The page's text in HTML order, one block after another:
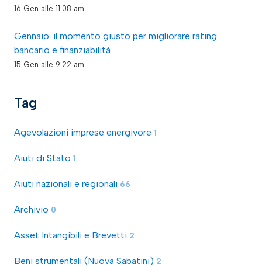
16 Gen alle 11:08 am
Gennaio: il momento giusto per migliorare rating
bancario e finanziabilità
15 Gen alle 9:22 am
Tag
Agevolazioni imprese energivore 1
Aiuti di Stato 1
Aiuti nazionali e regionali 66
Archivio 0
Asset Intangibili e Brevetti 2
Beni strumentali (Nuova Sabatini) 2